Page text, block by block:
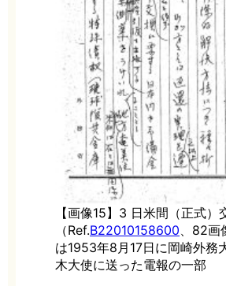
【画像15】3 日米間（正式）
（Ref.B22010158600、82画
は1953年8月17日に岡崎外務
木大使に送った電報の一部